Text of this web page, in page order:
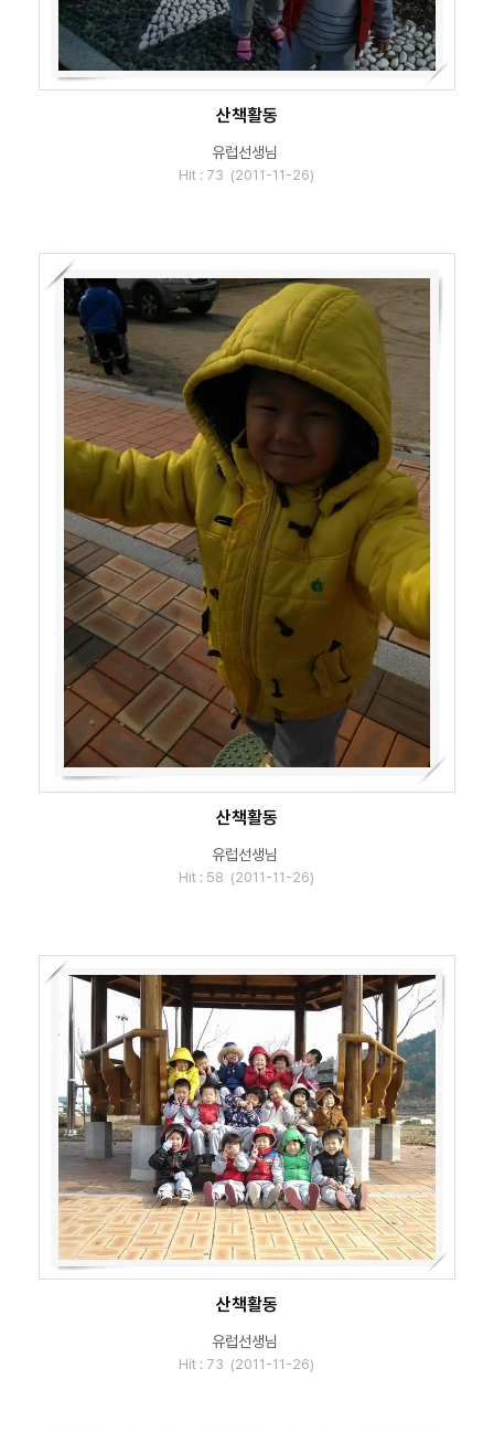
산책활동
유럽선생님
Hit : 73 (2011-11-26)
산책활동
유럽선생님
Hit : 58 (2011-11-26)
산책활동
유럽선생님
Hit : 73 (2011-11-26)